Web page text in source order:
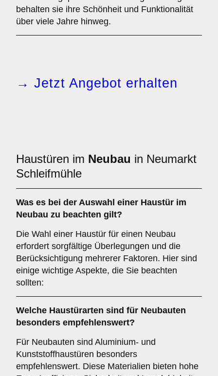
behalten sie ihre Schönheit und Funktionalität
über viele Jahre hinweg.
→ Jetzt Angebot erhalten
Haustüren im Neubau in Neumarkt
Schleifmühle
Was es bei der Auswahl einer Haustür im
Neubau zu beachten gilt?
Die Wahl einer Haustür für einen Neubau
erfordert sorgfältige Überlegungen und die
Berücksichtigung mehrerer Faktoren. Hier sind
einige wichtige Aspekte, die Sie beachten
sollten:
Welche Haustürarten sind für Neubauten
besonders empfehlenswert?
Für Neubauten sind Aluminium- und
Kunststoffhaustüren besonders
empfehlenswert. Diese Materialien bieten hohe